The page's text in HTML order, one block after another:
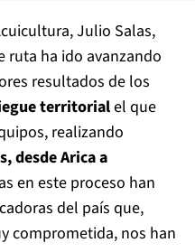
Julio Salas,
ruta ha ido avanzando
resultados de los
territorialel que
realizando
desde Arica a
en este proceso han
del país que,
comprometida, nos han